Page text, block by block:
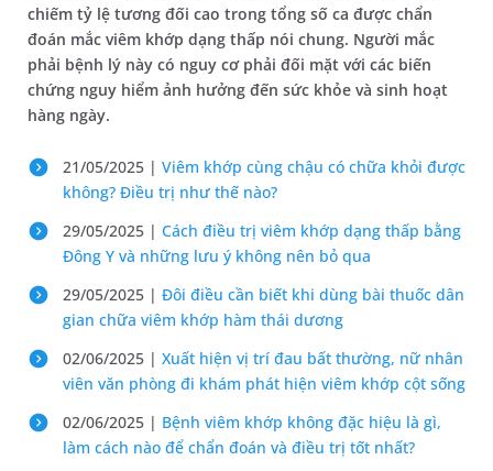
chiếm tỷ lệ tương đối cao trong tổng số ca được chẩn
đoán mắc viêm khớp dạng thấp nói chung. Người mắc
phải bệnh lý này có nguy cơ phải đối mặt với các biến
chứng nguy hiểm ảnh hưởng đến sức khỏe và sinh hoạt
hàng ngày.
21/05/2025 | Viêm khớp cùng chậu có chữa khỏi được
không? Điều trị như thế nào?
29/05/2025 | Cách điều trị viêm khớp dạng thấp bằng
Đông Y và những lưu ý không nên bỏ qua
29/05/2025 | Đôi điều cần biết khi dùng bài thuốc dân
gian chữa viêm khớp hàm thái dương
02/06/2025 | Xuất hiện vị trí đau bất thường, nữ nhân
viên văn phòng đi khám phát hiện viêm khớp cột sống
02/06/2025 | Bệnh viêm khớp không đặc hiệu là gì,
làm cách nào để chẩn đoán và điều trị tốt nhất?